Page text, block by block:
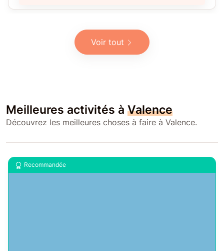
Voir tout
Meilleures activités à Valence
Découvrez les meilleures choses à faire à Valence.
Recommandée